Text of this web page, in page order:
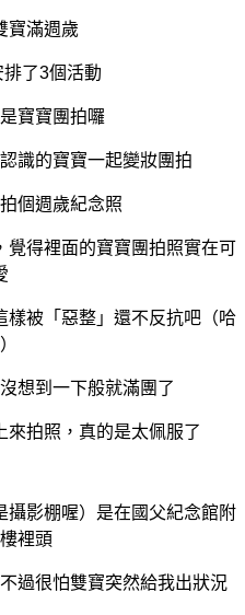
寶滿週歲
了3個活動
寶寶團拍囉
識的寶寶一起變妝團拍
個週歲紀念照
覺得裡面的寶寶團拍照實在可
樣被「惡整」還不反抗吧（哈
想到一下般就滿團了
來拍照，真的是太佩服了
攝影棚喔）是在國父紀念館附
裡頭
過很怕雙寶突然給我出狀況